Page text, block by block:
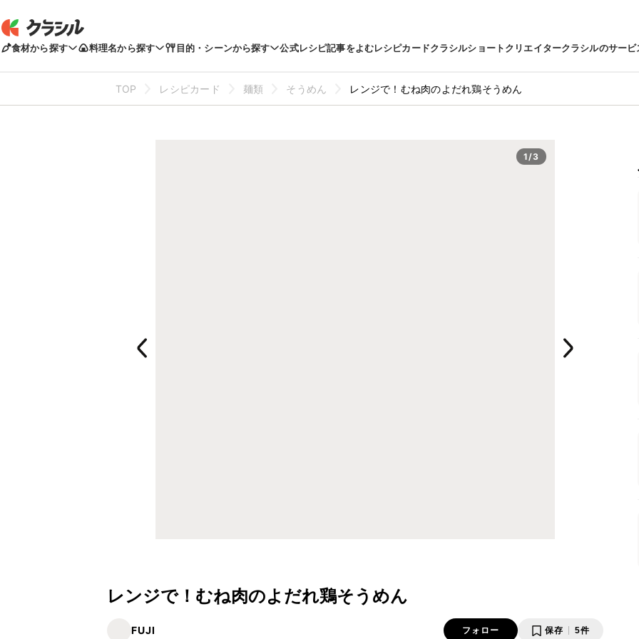
食材から探す 料理名から探す 目的・シーンから探す 公式レシピ記事をよむレシピカードクラシルショートクリエイタークラシルのサービ
TOP レシピカード 麺類 そうめん レンジで！むね肉のよだれ鶏そうめん
1/3
レンジで！むね肉のよだれ鶏そうめん
FUJI フォロー 保存 5件